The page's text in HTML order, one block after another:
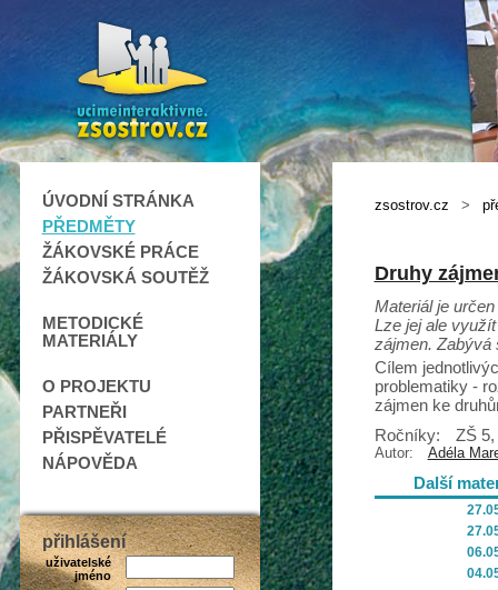
ÚVODNÍ STRÁNKA
PŘEDMĚTY
ŽÁKOVSKÉ PRÁCE
ŽÁKOVSKÁ SOUTĚŽ
METODICKÉ
MATERIÁLY
O PROJEKTU
PARTNEŘI
PŘISPĚVATELÉ
NÁPOVĚDA
přihlášení
uživatelské
jméno
zsostrov.cz >
Druhy
Materiál je
Lze jej ale
zájmen. Zabývá
Cílem
problematiky -
zájmen ke
Ročníky:
ZŠ 5,
Autor: Adéla
Další